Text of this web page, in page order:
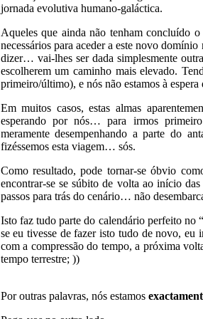
jornada evolutiva humano-galáctica.
Aqueles que ainda não tenham concluído
necessários para aceder a este novo
dizer… vai-lhes ser dada simplesmente
escolherem um caminho mais elevado.
primeiro/último), e nós não estamos à
Em muitos casos, estas almas
esperando por nós… para irmos
meramente desempenhando a parte do
fizéssemos esta viagem… sós.
Como resultado, pode tornar-se óbvio
encontrar-se se súbito de volta ao início
passos para trás do cenário… não
Isto faz tudo parte do calendário perfeito no
se eu tivesse de fazer isto tudo de novo,
com a compressão do tempo, a próxima
tempo terrestre; ))
Por outras palavras, nós estamos